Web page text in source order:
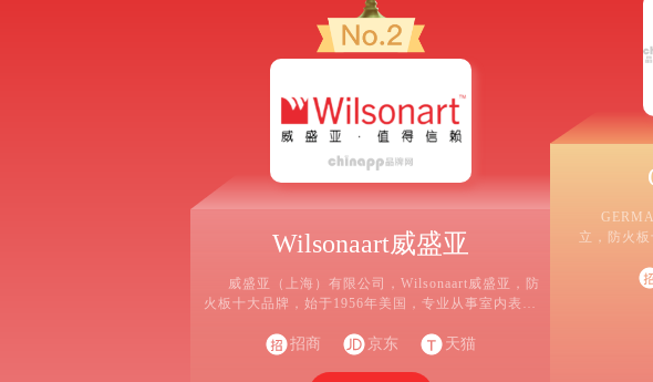
Wilsonaart威盛亚
威盛亚（上海）有限公司，Wilsonaart威盛亚，防
火板十大品牌，始于1956年美国，专业从事室内表面
招商 京东 天猫
立，防火